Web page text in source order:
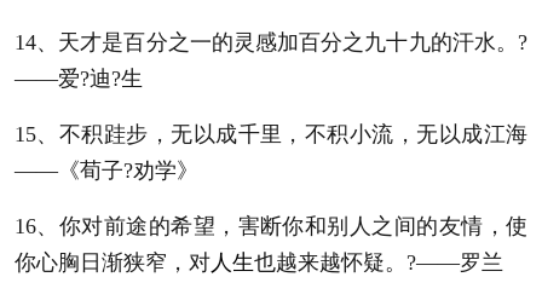
14、天才是百分之一的灵感加百分之九十九的汗水。?
——爱?迪?生
15、不积跬步，无以成千里，不积小流，无以成江海
——《荀子?劝学》
16、你对前途的希望，害断你和别人之间的友情，使
你心胸日渐狭窄，对 人生也越来越怀疑。?——罗兰